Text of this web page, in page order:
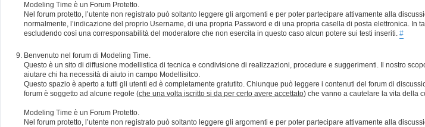
Modeling Time è un Forum Protetto.
Nel forum protetto, l’utente non registrato può soltanto leggere gli argomenti e per poter partecipare attivamente alla
normalmente, l’indicazione del proprio Username, di una propria Password e di una propria casella di posta elettronica.
escludendo così una corresponsabilità del moderatore che non esercita in questo caso alcun potere sui testi inseriti. #
Benvenuto nel forum di Modeling Time.
Questo è un sito di diffusione modellistica di tecnica e condivisione di realizzazioni, procedure e suggerimenti. Il nostro
aiutare chi ha necessità di aiuto in campo Modellisitco.
Questo spazio è aperto a tutti gli utenti ed è completamente gratutito. Chiunque può leggere i contenuti del forum di
forum è soggetto ad alcune regole (che una volta iscritto si da per certo avere accettato) che vanno a cautelare la vita della
Modeling Time è un Forum Protetto.
Nel forum protetto, l’utente non registrato può soltanto leggere gli argomenti e per poter partecipare attivamente alla